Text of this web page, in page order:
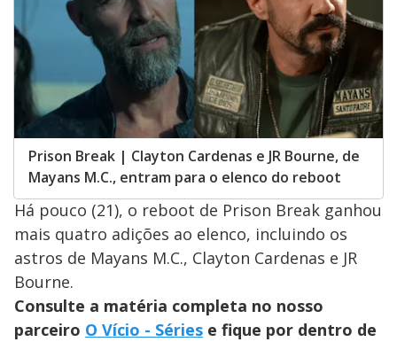
Prison Break | Clayton Cardenas e JR Bourne, de
Mayans M.C., entram para o elenco do reboot
Há pouco (21), o reboot de Prison Break ganhou
mais quatro adições ao elenco, incluindo os
astros de Mayans M.C., Clayton Cardenas e JR
Bourne.
Consulte a matéria completa no nosso
parceiro O Vício - Séries e fique por dentro de